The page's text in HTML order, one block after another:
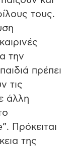
τους.
την
πρέπει
τις
άλλη
Πρόκειται
της